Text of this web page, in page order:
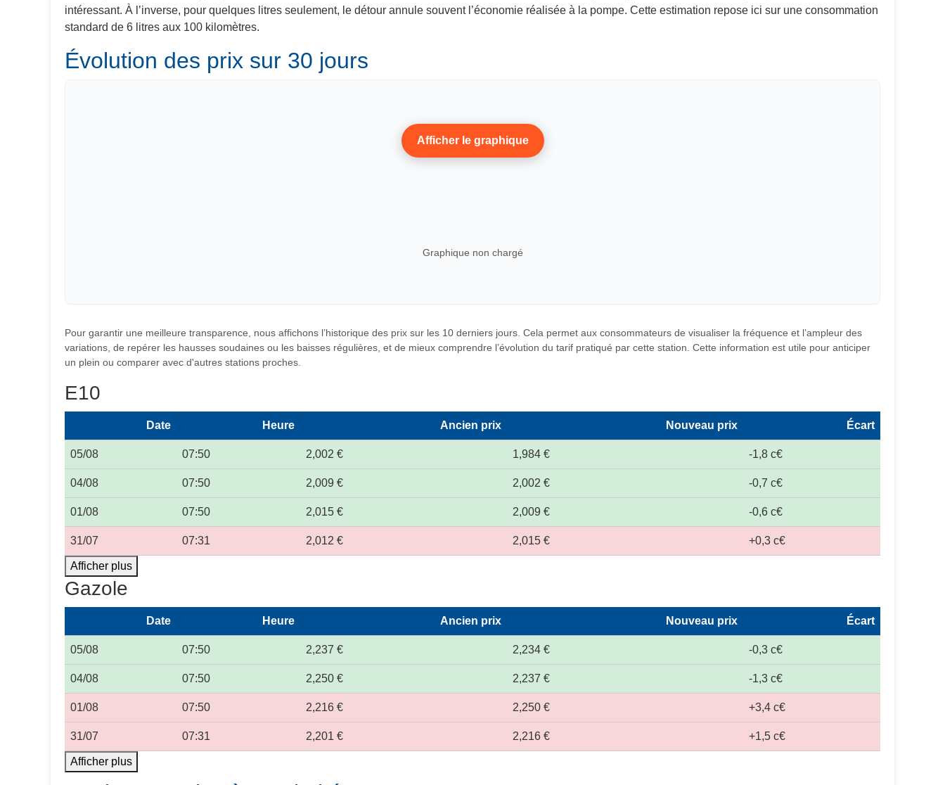
intéressant. À l’inverse, pour quelques litres seulement, le détour annule souvent l’économie réalisée à la pompe. Cette estimation repose ici sur une consommation
standard de 6 litres aux 100 kilomètres.
Évolution des prix sur 30 jours
Afficher le graphique
Graphique non chargé
Pour garantir une meilleure transparence, nous affichons l’historique des prix sur les 10 derniers jours. Cela permet aux consommateurs de visualiser la fréquence et l’ampleur des
variations, de repérer les hausses soudaines ou les baisses régulières, et de mieux comprendre l’évolution du tarif pratiqué par cette station. Cette information est utile pour anticiper
un plein ou comparer avec d'autres stations proches.
E10
Date Heure Ancien prix Nouveau prix Écart
05/08 07:50 2,002 € 1,984 € -1,8 c€
04/08 07:50 2,009 € 2,002 € -0,7 c€
01/08 07:50 2,015 € 2,009 € -0,6 c€
31/07 07:31 2,012 € 2,015 € +0,3 c€
Afficher plus
Gazole
Date Heure Ancien prix Nouveau prix Écart
05/08 07:50 2,237 € 2,234 € -0,3 c€
04/08 07:50 2,250 € 2,237 € -1,3 c€
01/08 07:50 2,216 € 2,250 € +3,4 c€
31/07 07:31 2,201 € 2,216 € +1,5 c€
Afficher plus